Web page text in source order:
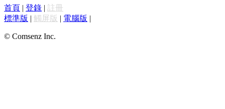
首頁 | 登錄 | 註冊
標準版 | 觸屏版 | 電腦版 |
© Comsenz Inc.